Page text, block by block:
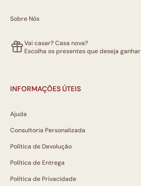
Sobre Nós
Vai casar? Casa nova?
Escolha os presentes que deseja ganhar
INFORMAÇÕES ÚTEIS
Ajuda
Consultoria Personalizada
Política de Devolução
Política de Entrega
Política de Privacidade